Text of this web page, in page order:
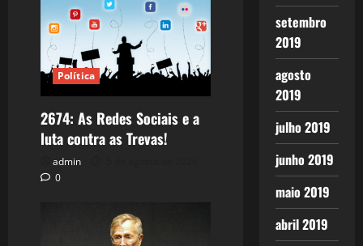
Política
2674: As Redes Sociais e a
luta contra as Trevas!
admin
0
setembro
2019
agosto
2019
julho 2019
junho 2019
maio 2019
abril 2019